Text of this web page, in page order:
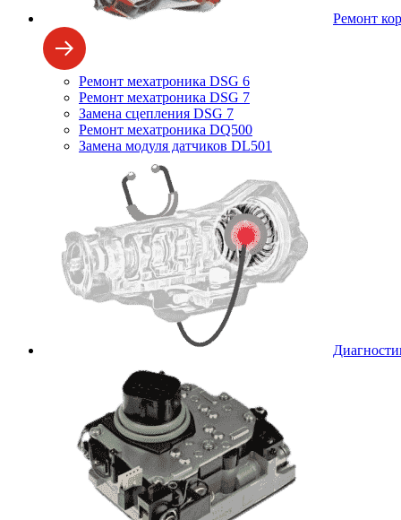
Ремонт
Ремонт мехатроника DSG 6
Ремонт мехатроника DSG 7
Замена сцепления DSG 7
Ремонт мехатроника DQ500
Замена модуля датчиков DL501